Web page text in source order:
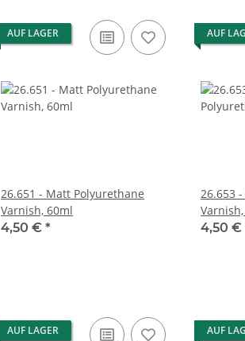
AUF LAGER
26.651 - Matt Polyurethane
Varnish, 60ml
4,50 € *
AUF
26.653
4,50 €
AUF LAGER AUF